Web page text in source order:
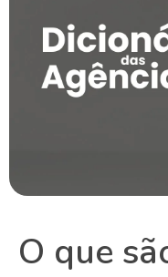
O que